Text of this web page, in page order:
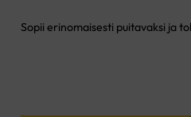
Sopii erinomaisesti puitavaksi ja